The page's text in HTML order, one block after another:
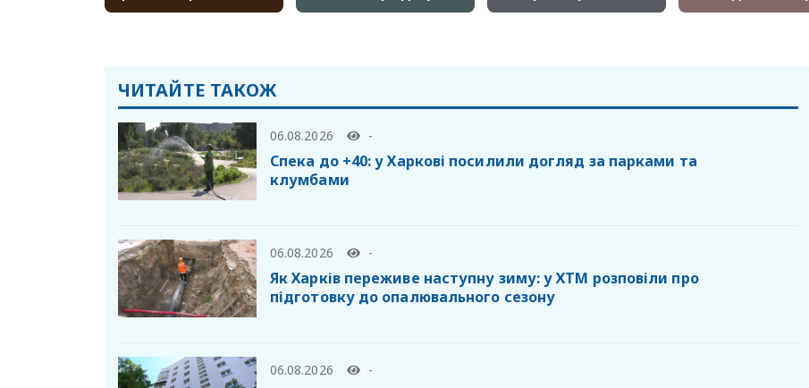
ЧИТАЙТЕ ТАКОЖ
06.08.2026 -
Спека до +40: у Харкові посилили догляд за парками та
клумбами
06.08.2026 -
Як Харків переживе наступну зиму: у ХТМ розповіли про
підготовку до опалювального сезону
06.08.2026 -